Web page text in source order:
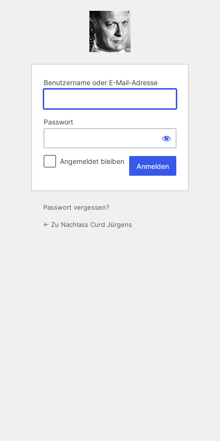
Benutzername oder E-Mail-Adresse
Passwort
Angemeldet bleiben
Passwort vergessen?
← Zu Nachlass Curd Jürgens